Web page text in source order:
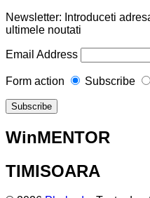
Newsletter: Introduceti
ultimele noutati
Email Address
Form action Subscribe
WinMENTOR
TIMISOARA